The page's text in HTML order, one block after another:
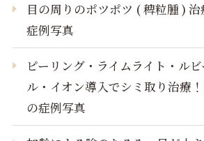
目の周りのポツポツ ( 稗粒腫 )
症例写真
ピーリング・ライムライト・ル
ル・イオン導入でシミ取り治療
の症例写真